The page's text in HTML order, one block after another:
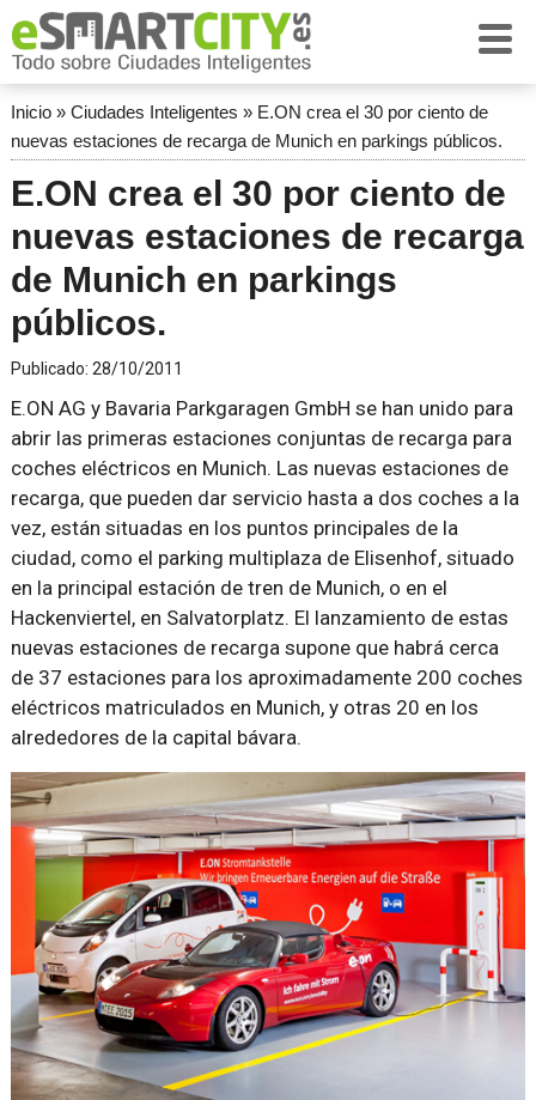
Inicio» Ciudades Inteligentes » E.ON crea el 30 por ciento de
nuevas estaciones de recarga de Munich en parkings públicos.
E.ON crea el 30 por ciento de
nuevas estaciones de recarga
de Munich en parkings
públicos.
Publicado: 28/10/2011
E.ON AG y Bavaria Parkgaragen GmbH se han unido para
abrir las primeras estaciones conjuntas de recarga para
coches eléctricos en Munich. Las nuevas estaciones de
recarga, que pueden dar servicio hasta a dos coches a la
vez, están situadas en los puntos principales de la
ciudad, como el parking multiplaza de Elisenhof, situado
en la principal estación de tren de Munich, o en el
Hackenviertel, en Salvatorplatz. El lanzamiento de estas
nuevas estaciones de recarga supone que habrá cerca
de 37 estaciones para los aproximadamente 200 coches
eléctricos matriculados en Munich, y otras 20 en los
alrededores de la capital bávara.